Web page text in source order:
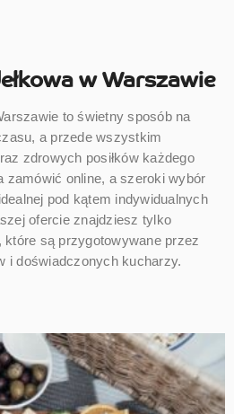
w Warszawie
to świetny sposób na
a przede wszystkim
zdrowych posiłków każdego
zamówić online, a szeroki wybór
pod kątem indywidualnych
ofercie znajdziesz tylko
które są przygotowywane przez
i doświadczonych kucharzy.